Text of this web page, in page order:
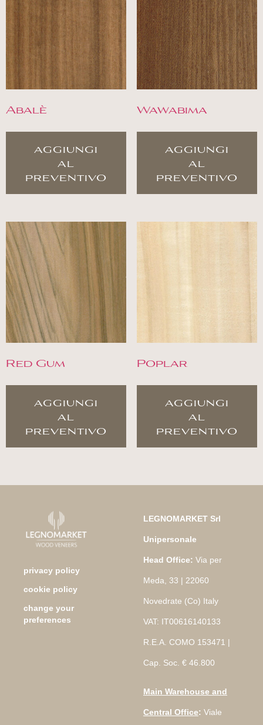
Abalè
aggiungi
al
preventivo
Wawabima
aggiungi
al
preventivo
Red Gum
aggiungi
al
preventivo
Poplar
aggiungi
al
preventivo
privacy policy
cookie policy
change your
preferences
LEGNOMARKET Srl
Unipersonale
Head Office: Via per
Meda, 33 | 22060
Novedrate (Co) Italy
VAT: IT00616140133
R.E.A. COMO 153471 |
Cap. Soc. € 46.800
Main Warehouse and
Central Office: Viale